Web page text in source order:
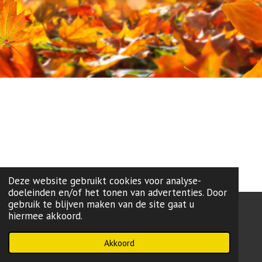
Deze website gebruikt cookies voor analyse-
doeleinden en/of het tonen van advertenties. Door
gebruik te blijven maken van de site gaat u
hiermee akkoord.
Akkoord
Powered by